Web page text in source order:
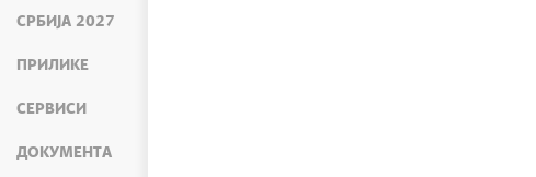
СРБИЈА 2027
ПРИЛИКЕ
СЕРВИСИ
ДОКУМЕНТА